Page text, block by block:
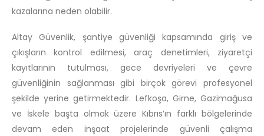
kazalarına neden olabilir.
Altay Güvenlik, şantiye güvenliği kapsamında giriş ve
çıkışların kontrol edilmesi, araç denetimleri, ziyaretçi
kayıtlarının tutulması, gece devriyeleri ve çevre
güvenliğinin sağlanması gibi birçok görevi profesyonel
şekilde yerine getirmektedir. Lefkoşa, Girne, Gazimağusa
ve İskele başta olmak üzere Kıbrıs’ın farklı bölgelerinde
devam eden inşaat projelerinde güvenli çalışma